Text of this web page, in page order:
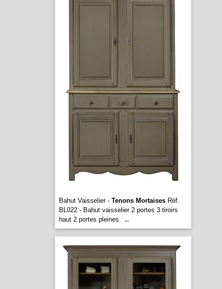
Bahut Vaisselier - Tenons MortaisesRéf.
BL022 - Bahut vaisselier 2 portes 3 tiroirs
haut 2 portes pleines
...